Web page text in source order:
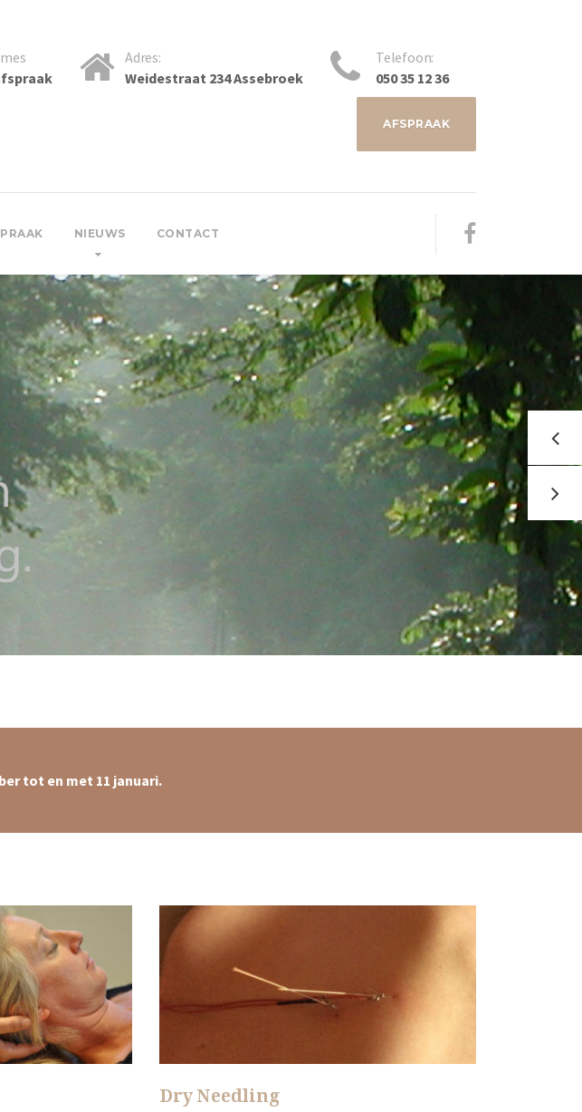
NIEUWS CONTACT
Adres:
Weidestraat 234 Assebroek
Telefoon:
050 35 12 36
AFSPRAAK
tot en met 11 januari.
Dry Needling